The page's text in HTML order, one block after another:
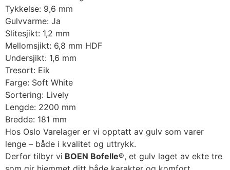
Tykkelse: 9,6 mm
Gulvvarme: Ja
Slitesjikt: 1,2 mm
Mellomsjikt: 6,8 mm HDF
Undersjikt: 1,6 mm
Tresort: Eik
Farge: Soft White
Sortering: Lively
Lengde: 2200 mm
Bredde: 181 mm
Hos Oslo Varelager er vi opptatt av gulv som varer
lenge – både i kvalitet og uttrykk.
Derfor tilbyr vi BOEN Bofelle®, et gulv laget av ekte tre